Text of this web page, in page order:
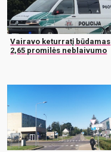
Vairavo keturratį būdamas
2,65 promilės neblaivumo